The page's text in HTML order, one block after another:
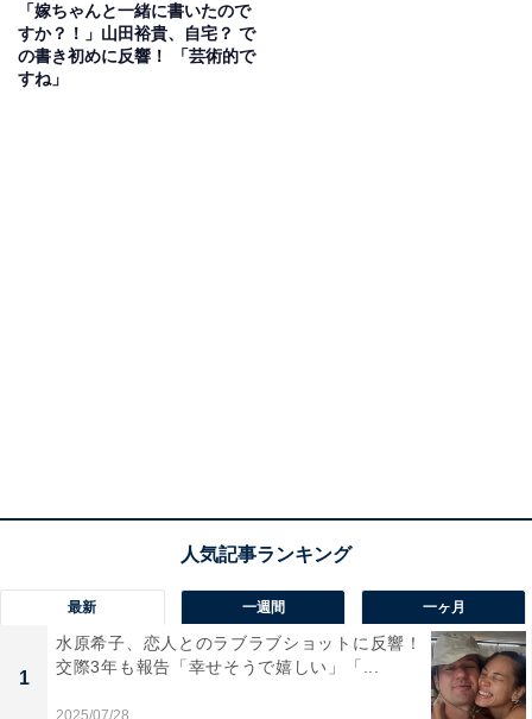
「嫁ちゃんと一緒に書いたので
すか？！」山田裕貴、自宅？ で
の書き初めに反響！ 「芸術的で
すね」
最新 一週間 一ヶ月
1
水原希子、恋人とのラブラブショットに反響！
交際3年も報告「幸せそうで嬉しい」「...